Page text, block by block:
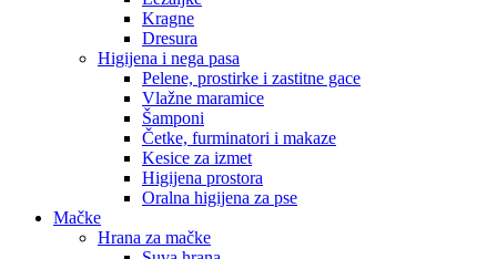
Kragne
Dresura
Higijena i nega pasa
Pelene, prostirke i zastitne gace
Vlažne maramice
Šamponi
Četke, furminatori i makaze
Kesice za izmet
Higijena prostora
Oralna higijena za pse
Mačke
Hrana za mačke